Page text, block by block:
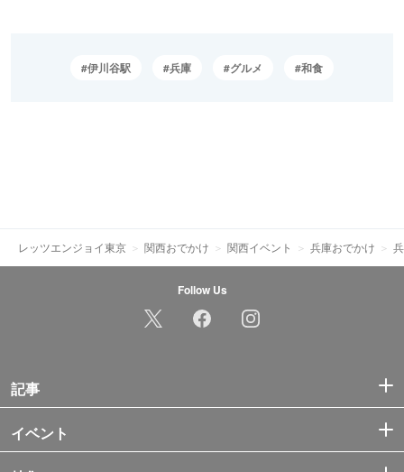
伊川谷駅 兵庫 グルメ 和食
レッツエンジョイ東京 関西おでかけ 関西イベント 兵庫おでかけ
Follow Us
記事
イベント